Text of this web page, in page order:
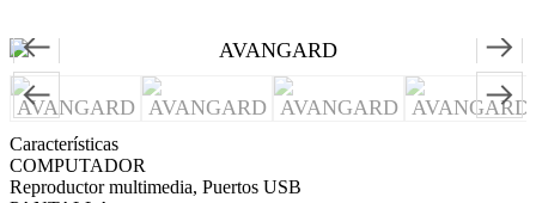
Características
COMPUTADOR
Reproductor multimedia, Puertos USB